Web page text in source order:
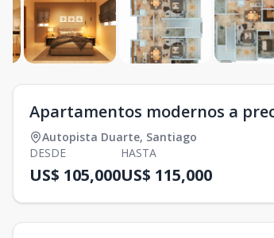
Apartamentos modernos a
Autopista Duarte, Santiago
DESDE
US$ 105,000
HASTA
US$ 115,000